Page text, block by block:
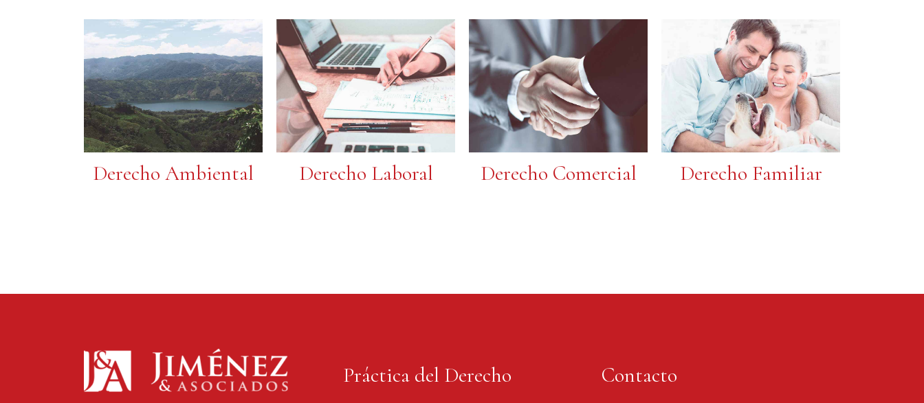
Derecho Ambiental Derecho Laboral Derecho Comercial Derecho Familiar
Práctica del Derecho Contacto